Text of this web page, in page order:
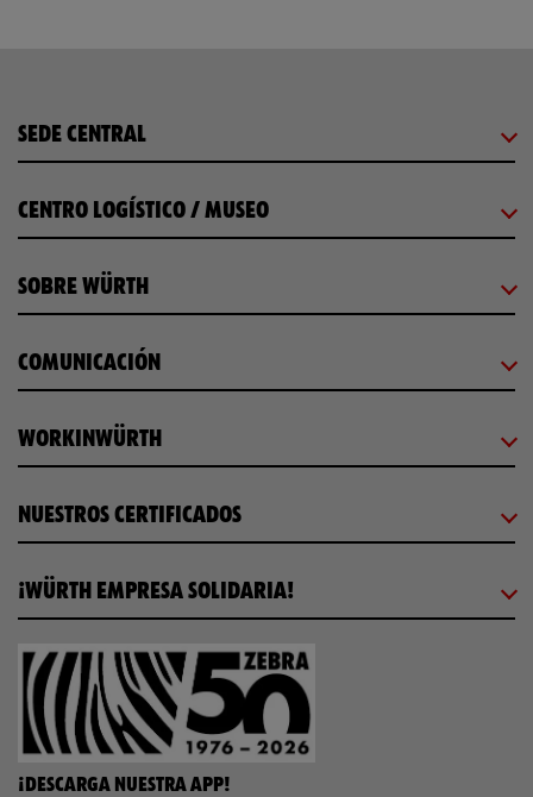
SEDE CENTRAL
CENTRO LOGÍSTICO / MUSEO
SOBRE WÜRTH
COMUNICACIÓN
WORKINWÜRTH
NUESTROS CERTIFICADOS
¡WÜRTH EMPRESA SOLIDARIA!
¡DESCARGA NUESTRA APP!